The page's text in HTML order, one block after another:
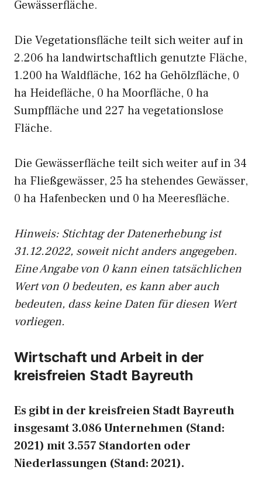
Gewässerfläche.
Die Vegetationsfläche teilt sich weiter auf in
2.206 ha landwirtschaftlich genutzte Fläche,
1.200 ha Waldfläche, 162 ha Gehölzfläche, 0
ha Heidefläche, 0 ha Moorfläche, 0 ha
Sumpffläche und 227 ha vegetationslose
Fläche.
Die Gewässerfläche teilt sich weiter auf in 34
ha Fließgewässer, 25 ha stehendes Gewässer,
0 ha Hafenbecken und 0 ha Meeresfläche.
Hinweis: Stichtag der Datenerhebung ist
31.12.2022, soweit nicht anders angegeben.
Eine Angabe von 0 kann einen tatsächlichen
Wert von 0 bedeuten, es kann aber auch
bedeuten, dass keine Daten für diesen Wert
vorliegen.
Wirtschaft und Arbeit in der
kreisfreien Stadt Bayreuth
Es gibt in der kreisfreien Stadt Bayreuth
insgesamt 3.086 Unternehmen (Stand:
2021) mit 3.557 Standorten oder
Niederlassungen (Stand: 2021).